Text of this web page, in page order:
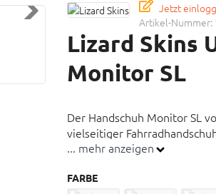
Jetzt
Artikel-Nummer:
Lizard Skins
Monitor SL
Der Handschuh Monitor SL
vielseitiger
Passform spürt man ihn
MTB-Handschuhe
... mehr anzeigen
FARBE